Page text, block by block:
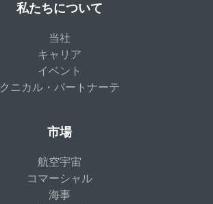
私たちについて
当社
キャリア
イベント
クニカル・パートナーテ
市場
航空宇宙
コマーシャル
海事